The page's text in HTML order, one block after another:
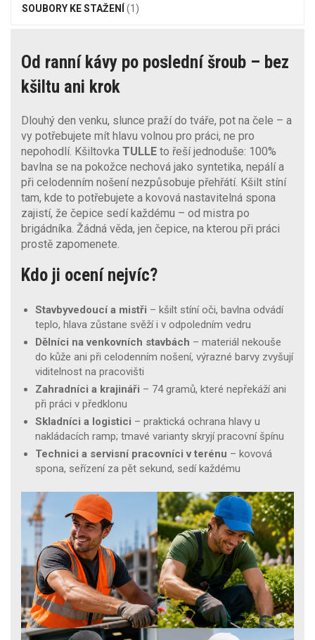
SOUBORY KE STAŽENÍ (1)
Od ranní kávy po poslední šroub – bez
kšiltu ani krok
Dlouhý den venku, slunce praží do tváře, pot na čele – a
vy potřebujete mít hlavu volnou pro práci, ne pro
nepohodlí. Kšiltovka TULLE to řeší jednoduše: 100%
bavlna se na pokožce nechová jako syntetika, nepálí a
při celodenním nošení nezpůsobuje přehřátí. Kšilt stíní
tam, kde to potřebujete a kovová nastavitelná spona
zajistí, že čepice sedí každému – od mistra po
brigádníka. Žádná věda, jen čepice, na kterou při práci
prostě zapomenete.
Kdo ji ocení nejvíc?
Stavbyvedoucí a mistři – kšilt stíní oči, bavlna odvádí
teplo, hlava zůstane svěží i v odpoledním vedru
Dělníci na venkovních stavbách – materiál nekouše
do kůže ani při celodenním nošení, výrazné barvy zvyšují
viditelnost na pracovišti
Zahradníci a krajináři – 74 gramů, které nepřekáží ani
při práci v předklonu
Skladníci a logistici – praktická ochrana hlavy u
nakládacích ramp; tmavé varianty skryjí pracovní špínu
Technici a servisní pracovníci v terénu – kovová
spona, seřízení za pět sekund, sedí každému